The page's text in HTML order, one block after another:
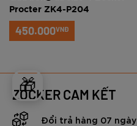
🎁
Procter ZK4-P204
450.000VNĐ
ZOCKER CAM KẾT
Đổi trả hàng 07 ngày